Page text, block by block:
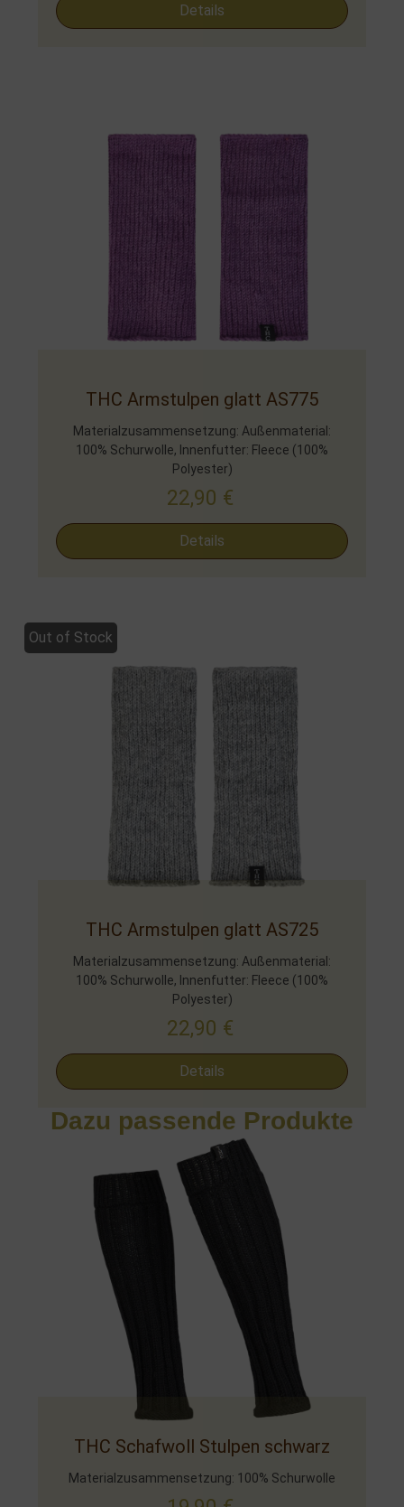
Details
THC Armstulpen glatt AS775
Materialzusammensetzung: Außenmaterial:
100% Schurwolle, Innenfutter: Fleece (100%
Polyester)
22,90 €
Details
Out of Stock
THC Armstulpen glatt AS725
Materialzusammensetzung: Außenmaterial:
100% Schurwolle, Innenfutter: Fleece (100%
Polyester)
22,90 €
Details
Dazu passende Produkte
THC Schafwoll Stulpen schwarz
Materialzusammensetzung: 100% Schurwolle